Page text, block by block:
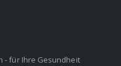
- für Ihre Gesundheit